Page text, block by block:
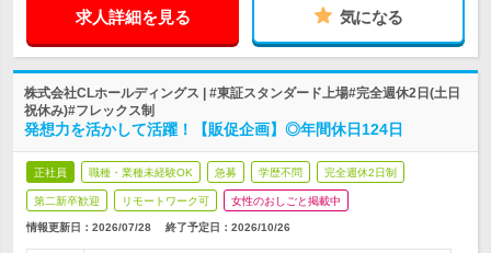
求人詳細を見る 気になる
株式会社CLホールディングス | #東証スタンダード上場#完全週休2日(土日
祝休み)#フレックス制
発想力を活かして活躍！【販促企画】◎年間休日124日
正社員 職種・業種未経験OK 急募 学歴不問 完全週休2日制
第二新卒歓迎 リモートワーク可 女性のおしごと掲載中
情報更新日：2026/07/28 終了予定日： 2026/10/26